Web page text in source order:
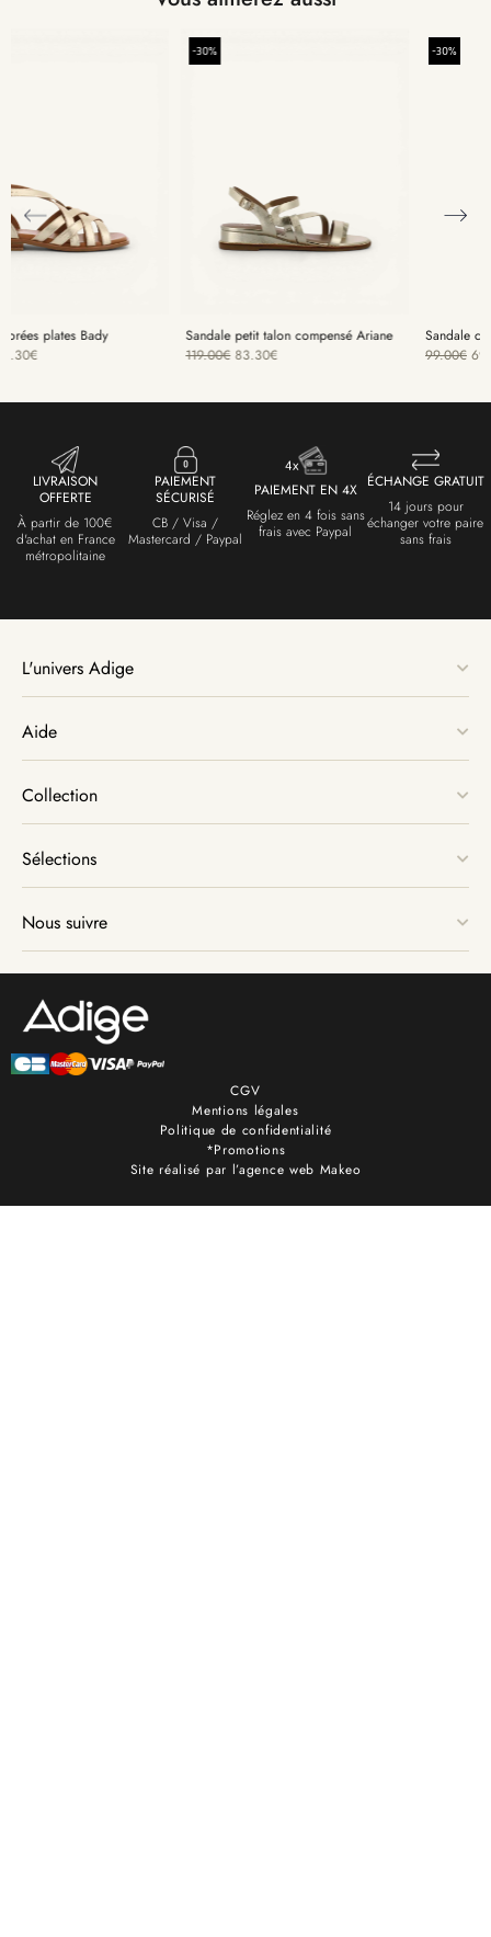
Sandale petit talon compensé Ariane
119.00
Sandale corail femme Buzz
99.00
LIVRAISON
OFFERTE
À partir de 100€
d'achat en France
métropolitaine
PAIEMENT
SÉCURISÉ
CB / Visa /
Mastercard / Paypal
PAIEMENT EN 4X
Réglez en 4 fois sans
frais avec Paypal
ÉCHANGE GRATUIT
14 jours pour
échanger votre paire
sans frais
L'univers Adige
Aide
Collection
Sélections
Nous suivre
CGV
Mentions légales
Politique de confidentialité
*Promotions
Site réalisé par l’agence web Makeo